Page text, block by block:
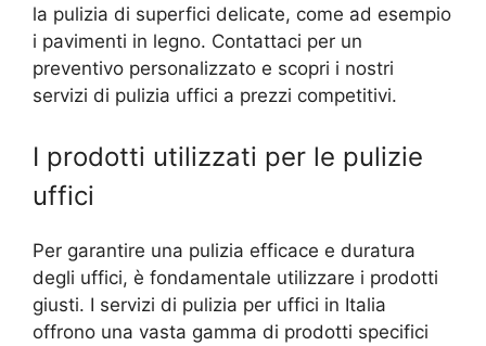
la pulizia di superfici delicate, come ad esempio
i pavimenti in legno. Contattaci per un
preventivo personalizzato e scopri i nostri
servizi di pulizia uffici a prezzi competitivi.
I prodotti utilizzati per le pulizie
uffici
Per garantire una pulizia efficace e duratura
degli uffici, è fondamentale utilizzare i prodotti
giusti. I servizi di pulizia per uffici in Italia
offrono una vasta gamma di prodotti specifici